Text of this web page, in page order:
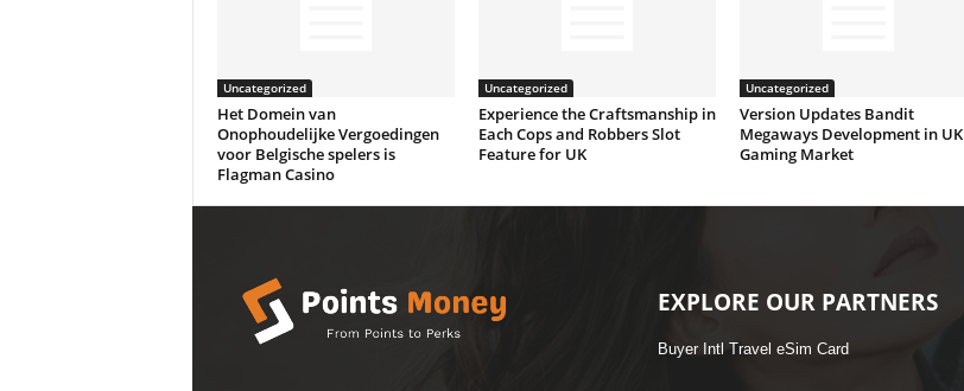
Uncategorized
Het Domein van
Onophoudelijke Vergoedingen
voor Belgische spelers is
Flagman Casino
Uncategorized
Experience the Craftsmanship in
Each Cops and Robbers Slot
Feature for UK
Uncategorized
Version Updates Bandit
Megaways Development in UK
Gaming Market
EXPLORE OUR PARTNERS
Buyer Intl Travel eSim Card